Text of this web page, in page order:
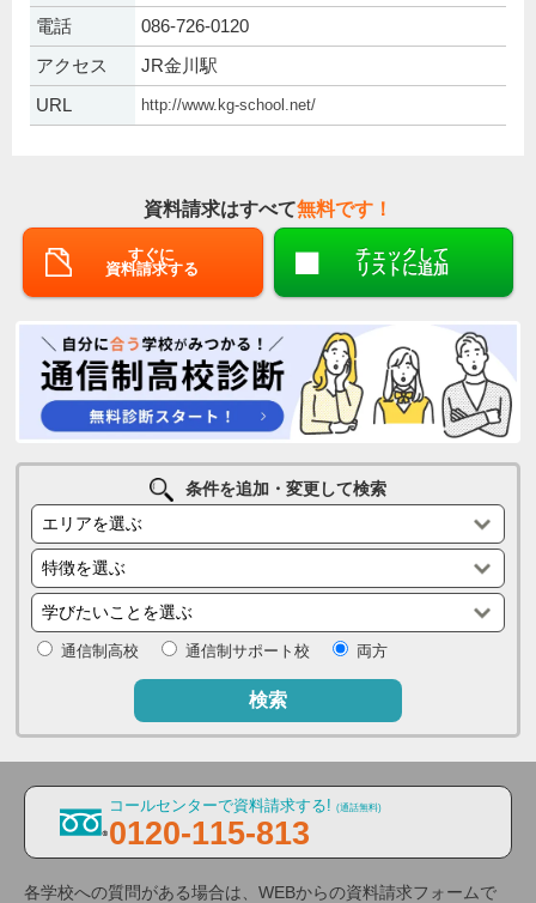
電話
086-726-0120
アクセス
JR金川駅
URL
http://www.kg-school.net/
資料請求はすべて無料です！
すぐに
資料請求する
チェックして
リストに追加
条件を追加・変更して検索
通信制高校 通信制サポート校 両方
検索
コールセンターで資料請求する! (通話無料)
0120-115-813
各学校への質問がある場合は、WEBからの資料請求フォームで